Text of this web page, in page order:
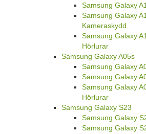
Samsung Galaxy
Samsung Galaxy
Kameraskydd
Samsung Galaxy
Hörlurar
Samsung Galaxy A05s
Samsung Galaxy
Samsung Galaxy
Samsung Galaxy
Hörlurar
Samsung Galaxy S23
Samsung Galaxy
Samsung Galaxy